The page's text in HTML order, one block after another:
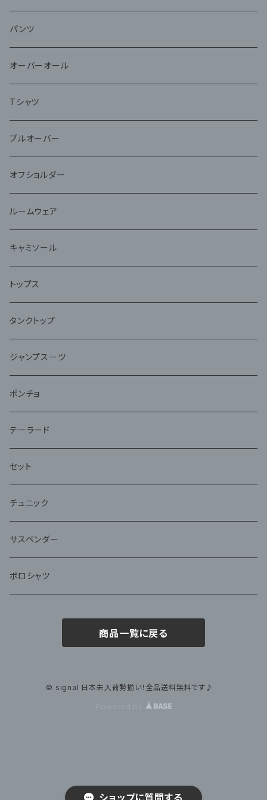
ショップに質問する
パンツ
オーバーオール
Tシャツ
プルオーバー
オフショルダー
ルームウェア
キャミソール
トップス
タンクトップ
ジャンプスーツ
ポンチョ
テーラード
セット
チュニック
サスペンダー
ポロシャツ
商品一覧に戻る
© signal 日本未入荷勢揃い！全品送料無料です♪
Powered by